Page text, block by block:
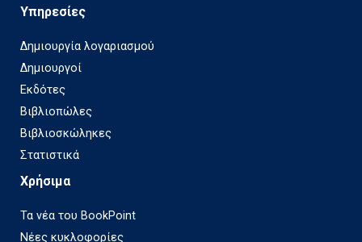
Υπηρεσίες
Δημιουργία λογαριασμού
Δημιουργοί
Εκδότες
Βιβλιοπώλες
Βιβλιοσκώληκες
Στατιστικά
Χρήσιμα
Τα νέα του BookPoint
Νέες κυκλοφορίες